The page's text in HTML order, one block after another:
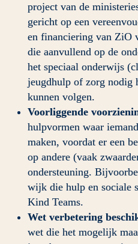
project van de
gericht op een
en financiering van ZiO
die aanvullend op de
het speciaal onderwijs
jeugdhulp of zorg nodig
kunnen volgen.
Voorliggende
hulpvormen waar
maken, voordat er een
op andere (vaak
ondersteuning.
wijk die hulp en sociale
Kind Teams.
Wet verbetering
wet die het mogelijk